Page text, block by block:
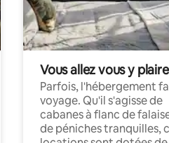
Vous allez vous y plaire
Parfois, l'hébergement
voyage. Qu'il s'agisse de
cabanes à flanc de
de péniches tranquilles,